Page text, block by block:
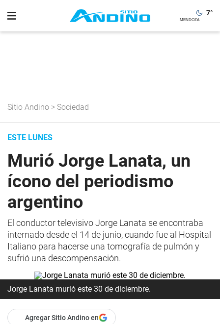
7°
Sitio Andino > Sociedad
ESTE LUNES
Murió Jorge Lanata, un
ícono del periodismo
argentino
El conductor televisivo Jorge Lanata se encontraba
internado desde el 14 de junio, cuando fue al Hospital
Italiano para hacerse una tomografía de pulmón y
sufrió una descompensación.
Jorge Lanata murió este 30 de diciembre.
Agregar Sitio Andino en